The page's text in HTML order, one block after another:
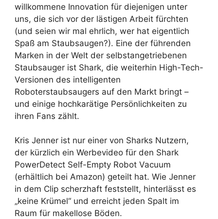
willkommene Innovation für diejenigen unter
uns, die sich vor der lästigen Arbeit fürchten
(und seien wir mal ehrlich, wer hat eigentlich
Spaß am Staubsaugen?). Eine der führenden
Marken in der Welt der selbstangetriebenen
Staubsauger ist Shark, die weiterhin High-Tech-
Versionen des intelligenten
Roboterstaubsaugers auf den Markt bringt –
und einige hochkarätige Persönlichkeiten zu
ihren Fans zählt.
Kris Jenner ist nur einer von Sharks Nutzern,
der kürzlich ein Werbevideo für den Shark
PowerDetect Self-Empty Robot Vacuum
(erhältlich bei Amazon) geteilt hat. Wie Jenner
in dem Clip scherzhaft feststellt, hinterlässt es
„keine Krümel“ und erreicht jeden Spalt im
Raum für makellose Böden.